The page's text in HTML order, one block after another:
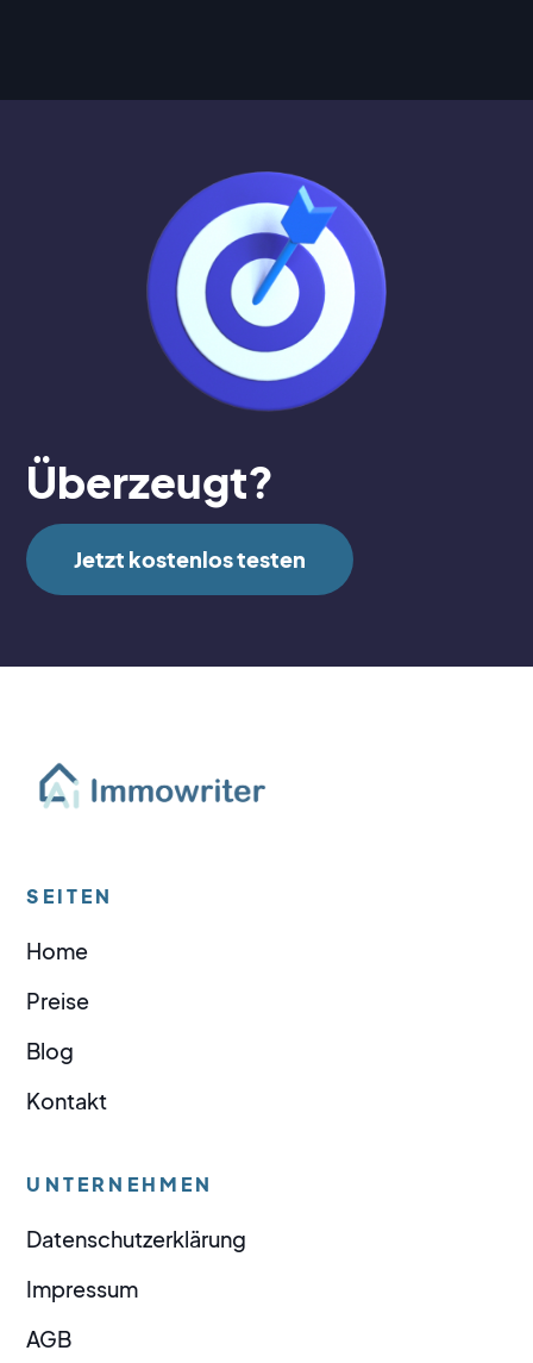
Überzeugt?
Jetzt kostenlos testen
SEITEN
Home
Preise
Blog
Kontakt
UNTERNEHMEN
Datenschutzerklärung
Impressum
AGB